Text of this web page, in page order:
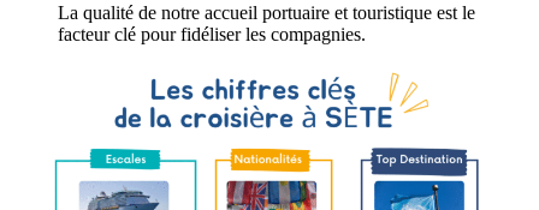
La qualité de notre accueil portuaire et touristique est le
facteur clé pour fidéliser les compagnies.